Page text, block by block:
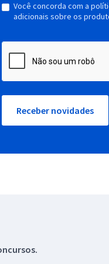
Você concorda com a
adicionais sobre os
Receber novidades